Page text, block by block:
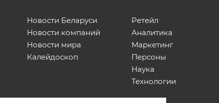
Новости Беларуси
Новости компаний
Новости мира
Калейдоскоп
Ретейл
Аналитика
Маркетинг
Персоны
Наука
Технологии